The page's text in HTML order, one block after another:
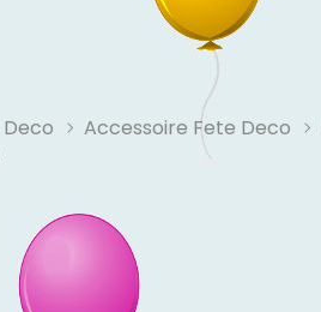
Deco Accessoire Fete Deco